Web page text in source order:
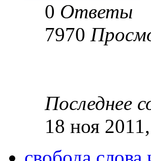
0 Ответы
7970
Последнее
18 ноя